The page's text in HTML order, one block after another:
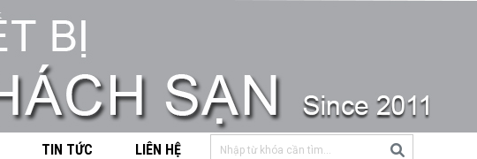
TIN TỨC LIÊN HỆ